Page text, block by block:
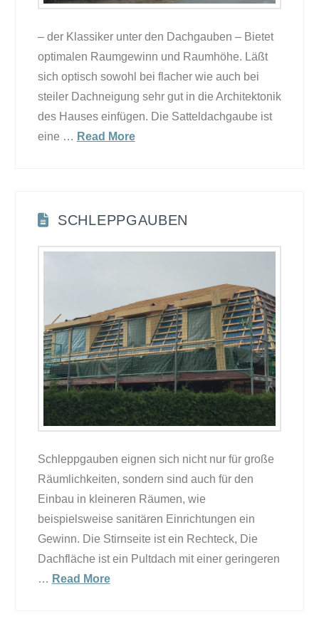
– der Klassiker unter den Dachgauben – Bietet
optimalen Raumgewinn und Raumhöhe. Läßt
sich optisch sowohl bei flacher wie auch bei
steiler Dachneigung sehr gut in die Architektonik
des Hauses einfügen. Die Satteldachgaube ist
eine … Read More
SCHLEPPGAUBEN
Schleppgauben eignen sich nicht nur für große
Räumlichkeiten, sondern sind auch für den
Einbau in kleineren Räumen, wie
beispielsweise sanitären Einrichtungen ein
Gewinn. Die Stirnseite ist ein Rechteck, Die
Dachfläche ist ein Pultdach mit einer geringeren
… Read More